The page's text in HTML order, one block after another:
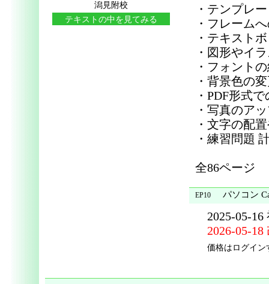
潟見附校
テキストの中を見てみる
・テンプレ
・フレーム
・テキスト
・図形やイ
・フォント
・背景色の
・PDF形式
・写真のア
・文字の配
・練習問題
全86ページ
EP10 パソコン
2025-05-16
2026-05-18
価格はログイン